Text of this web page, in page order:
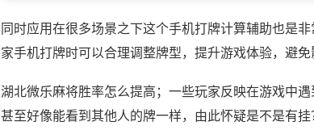
同时应用在很多场景之下这个手机打牌计算辅助也是
家手机打牌时可以合理调整牌型，提升游戏体验，避免
湖北微乐麻将胜率怎么提高；一些玩家反映在游戏中
甚至好像能看到其他人的牌一样，由此怀疑是不是有